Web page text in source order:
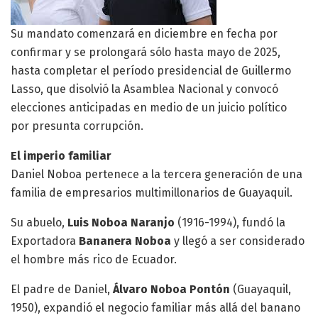
Su mandato comenzará en diciembre en fecha por
confirmar y se prolongará sólo hasta mayo de 2025,
hasta completar el período presidencial de Guillermo
Lasso, que disolvió la Asamblea Nacional y convocó
elecciones anticipadas en medio de un juicio político
por presunta corrupción.
El imperio familiar
Daniel Noboa pertenece a la tercera generación de una
familia de empresarios multimillonarios de Guayaquil.
Su abuelo, Luis Noboa Naranjo (1916-1994), fundó la
Exportadora Bananera Noboa y llegó a ser considerado
el hombre más rico de Ecuador.
El padre de Daniel, Álvaro Noboa Pontón (Guayaquil,
1950), expandió el negocio familiar más allá del banano